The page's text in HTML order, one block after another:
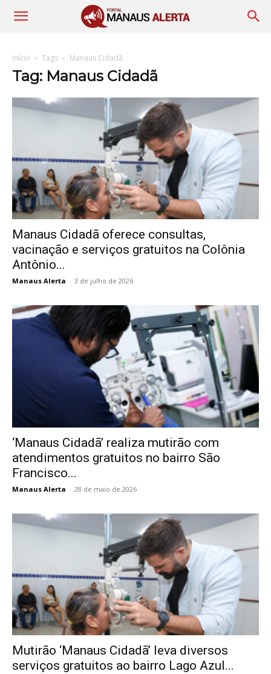
Início Tags Manaus Cidadã
Tag: Manaus Cidadã
Manaus Cidadã oferece consultas,
vacinação e serviços gratuitos na Colônia
Antônio...
Manaus Alerta - 3 de julho de 2026
‘Manaus Cidadã’ realiza mutirão com
atendimentos gratuitos no bairro São
Francisco...
Manaus Alerta - 28 de maio de 2026
Mutirão ‘Manaus Cidadã’ leva diversos
serviços gratuitos ao bairro Lago Azul...